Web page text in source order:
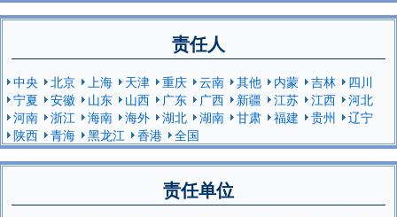
责任人
中央 北京 上海 天津 重庆 云南 其他 内蒙 吉林
四川
宁夏
安徽 山东 山西 广东 广西 新疆 江苏 江西
河北
河南
浙江 海南 海外 湖北 湖南 甘肃 福建 贵州
辽宁
陕西
青海 黑龙江 香港 全国
责任单位